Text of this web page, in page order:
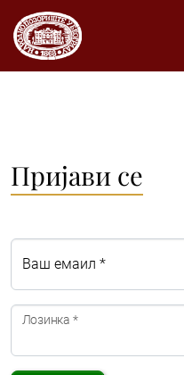
Пријави се
Ваш емаил *
Лозинка *